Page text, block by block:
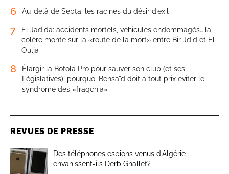
6 Au-delà de Sebta: les racines du désir d’exil
7
El Jadida: accidents mortels, véhicules endommagés… la
colère monte sur la «route de la mort» entre Bir Jdid et El
Oulja
8
Élargir la Botola Pro pour sauver son club (et ses
Législatives): pourquoi Bensaïd doit à tout prix éviter le
syndrome des «fraqchia»
REVUES DE PRESSE
Des téléphones espions venus d’Algérie
envahissent-ils Derb Ghallef?